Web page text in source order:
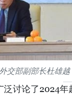
交部副部长杜雄
泛讨论了2024